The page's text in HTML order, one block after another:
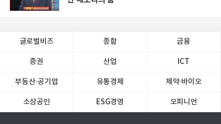
글로벌비즈 종합 금융
증권 산업 ICT
부동산·공기업 유통경제 제약∙바이오
소상공인 ESG경영 오피니언